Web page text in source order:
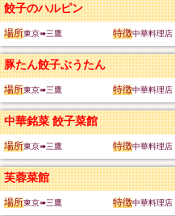
餃子のハルピン
場所東京➠三鷹 特徴中華料理店
豚たん餃子ぶうたん
場所東京➠三鷹 特徴中華料理店
中華銘菜 餃子菜館
場所東京➠三鷹 特徴中華料理店
芙蓉菜館
場所東京➠三鷹 特徴中華料理店